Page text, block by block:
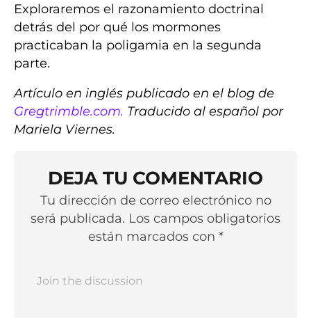
Exploraremos el razonamiento doctrinal
detrás del por qué los mormones
practicaban la poligamia en la segunda
parte.
Artículo en inglés publicado en el blog de
Gregtrimble.com. Traducido al español por
Mariela Viernes.
DEJA TU COMENTARIO
Tu dirección de correo electrónico no
será publicada. Los campos obligatorios
están marcados con *